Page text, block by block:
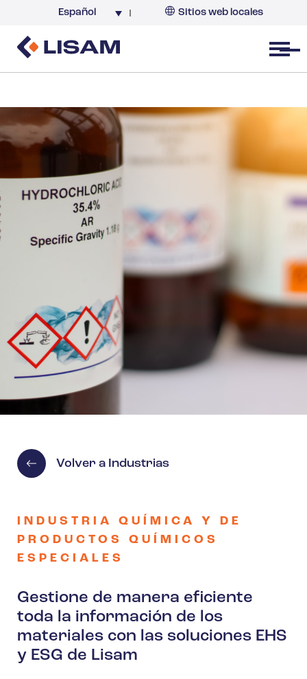
Español Sitios web locales
Open menu
Volver a Industrias
INDUSTRIA QUÍMICA Y DE
PRODUCTOS QUÍMICOS
ESPECIALES
Gestione de manera eficiente
toda la información de los
materiales con las soluciones EHS
y ESG de Lisam